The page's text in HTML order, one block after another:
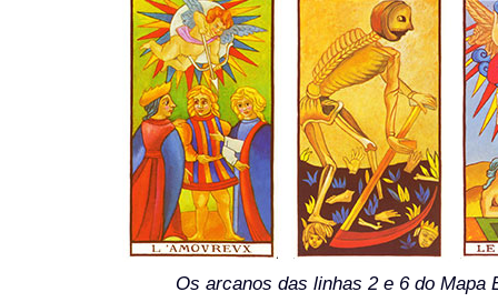
Os arcanos das linhas 2 e 6 do Mapa